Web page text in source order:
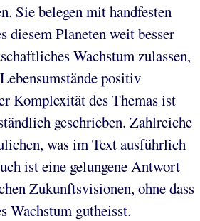
Sie belegen mit handfesten
diesem Planeten weit besser
Wachstum zulassen,
positiv
Komplexität des Themas ist
geschrieben. Zahlreiche
was im Text ausführlich
ist eine gelungene Antwort
Zukunftsvisionen, ohne dass
Wachstum gutheisst.